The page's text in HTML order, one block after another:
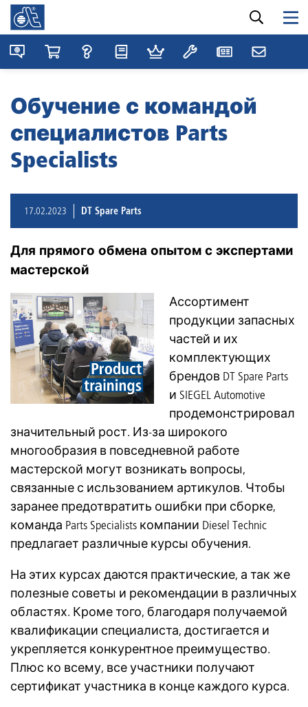
Обучение с командой
специалистов Parts
Specialists
17.02.2023 DT Spare Parts
Для прямого обмена опытом с экспертами
мастерской
Ассортимент
продукции запасных
частей и их
комплектующих
брендов DT Spare Parts
и SIEGEL Automotive
продемонстрировал
значительный рост. Из-за широкого
многообразия в повседневной работе
мастерской могут возникать вопросы,
связанные с исльзованием артикулов. Чтобы
заранее предотвратить ошибки при сборке,
команда Parts Specialists компании Diesel Technic
предлагает различные курсы обучения.
На этих курсах даются практические, а так же
полезные советы и рекомендации в различных
областях. Кроме того, благодаря получаемой
квалификации специалиста, достигается и
укрепляется конкурентное преимущество.
Плюс ко всему, все участники получают
сертификат участника в конце каждого курса.